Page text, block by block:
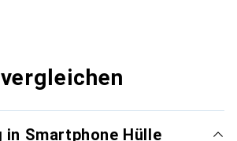
Smartphone Hülle